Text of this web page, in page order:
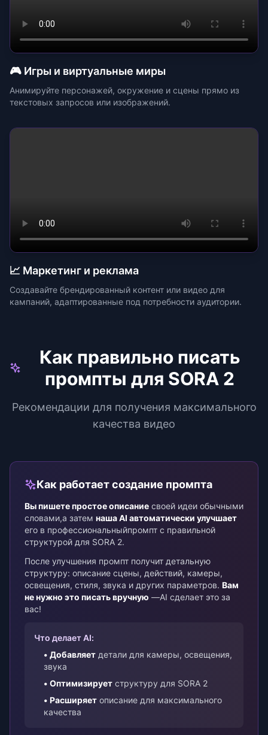
🎮 Игры и виртуальные миры
Анимируйте персонажей, окружение и сцены прямо из
текстовых запросов или изображений.
📈 Маркетинг и реклама
Создавайте брендированный контент или видео для
кампаний, адаптированные под потребности аудитории.
Как правильно писать
промпты для SORA 2
Рекомендации для получения максимального
качества видео
Как работает создание промпта
Вы пишете простое описание своей идеи обычными
словами,а затем наша AI автоматически улучшает
его в профессиональныйпромпт с правильной
структурой для SORA 2.
После улучшения промпт получит детальную
структуру: описание сцены, действий, камеры,
освещения, стиля, звука и других параметров. Вам
не нужно это писать вручную —AI сделает это за
вас!
Что делает AI:
• Добавляет детали для камеры, освещения,
звука
• Оптимизирует структуру для SORA 2
• Расширяет описание для максимального
качества